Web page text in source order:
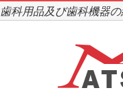
歯科用品及び歯科機器